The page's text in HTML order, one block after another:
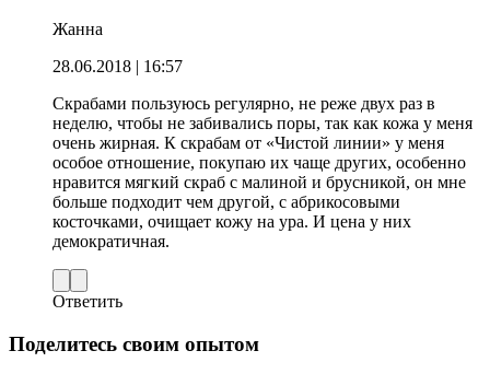
Жанна
28.06.2018 | 16:57
Скрабами пользуюсь регулярно, не реже двух раз в
неделю, чтобы не забивались поры, так как кожа у меня
очень жирная. К скрабам от «Чистой линии» у меня
особое отношение, покупаю их чаще других, особенно
нравится мягкий скраб с малиной и брусникой, он мне
больше подходит чем другой, с абрикосовыми
косточками, очищает кожу на ура. И цена у них
демократичная.
Ответить
Поделитесь своим опытом